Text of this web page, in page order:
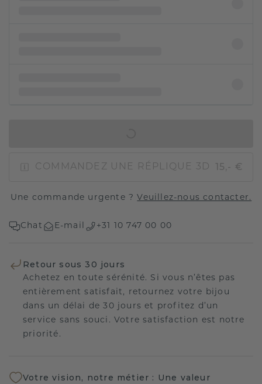
COMMANDEZ UNE RÉPLIQUE 3D 15,- €
Une commande urgente ?Veuillez-nous contacter.
Chat E-mail +31 10 747 00 00
Retour sous 30 jours
Achetez en toute sérénité. Si vous n’êtes pas
entièrement satisfait, retournez votre bijou
dans un délai de 30 jours et profitez d’un
service sans souci. Votre satisfaction est notre
priorité.
Votre vision, notre métier : Une valeur